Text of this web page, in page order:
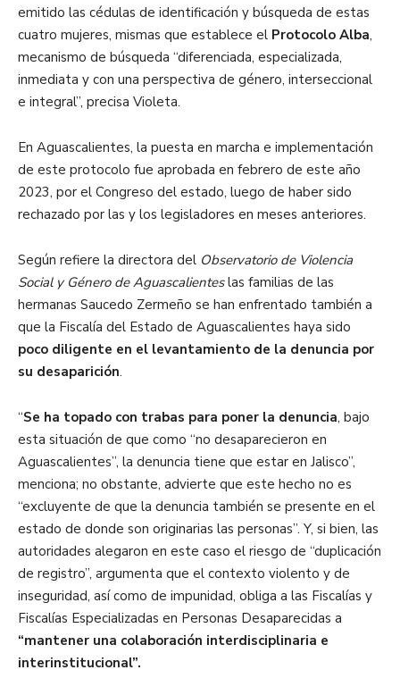
emitido las cédulas de identificación y búsqueda de estas
cuatro mujeres, mismas que establece el Protocolo Alba,
mecanismo de búsqueda “diferenciada, especializada,
inmediata y con una perspectiva de género, interseccional
e integral”, precisa Violeta.
En Aguascalientes, la puesta en marcha e implementación
de este protocolo fue aprobada en febrero de este año
2023, por el Congreso del estado, luego de haber sido
rechazado por las y los legisladores en meses anteriores.
Según refiere la directora del Observatorio de Violencia
Social y Género de Aguascalienteslas familias de las
hermanas Saucedo Zermeño se han enfrentado también a
que la Fiscalía del Estado de Aguascalientes haya sido
poco diligente en el levantamiento de la denuncia por
su desaparición.
“Se ha topado con trabas para poner la denuncia, bajo
esta situación de que como “no desaparecieron en
Aguascalientes”, la denuncia tiene que estar en Jalisco”,
menciona; no obstante, advierte que este hecho no es
“excluyente de que la denuncia también se presente en el
estado de donde son originarias las personas”. Y, si bien, las
autoridades alegaron en este caso el riesgo de “duplicación
de registro”, argumenta que el contexto violento y de
inseguridad, así como de impunidad, obliga a las Fiscalías y
Fiscalías Especializadas en Personas Desaparecidas a
“mantener una colaboración interdisciplinaria e
interinstitucional”.